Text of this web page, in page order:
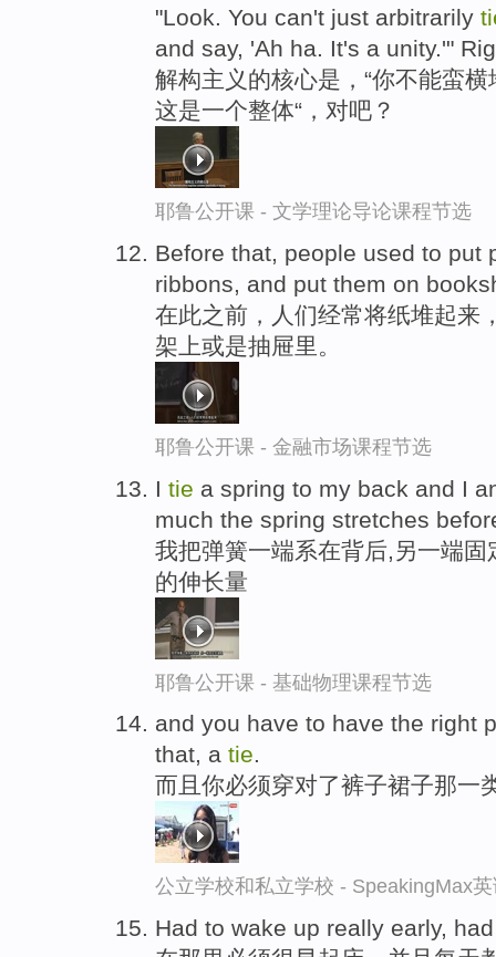
"Look. You can't just arbitrarily
and say, 'Ah ha. It's a unity.'"
解构主义的核心是，“你不能蛮
这是一个整体“，对吧？
耶鲁公开课 - 文学理论导论课程节选
Before that, people used to put
ribbons, and put them on
在此之前，人们经常将纸堆起来
架上或是抽屉里。
耶鲁公开课 - 金融市场课程节选
I tie a spring to my back and I
much the spring stretches
我把弹簧一端系在背后,另一端
的伸长量
耶鲁公开课 - 基础物理课程节选
and you have to have the right
that, a tie.
而且你必须穿对了裤子裙子那一
公立学校和私立学校 - SpeakingMax
Had to wake up really early,